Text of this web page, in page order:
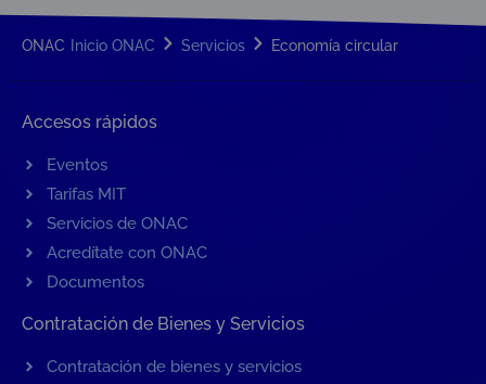
ONAC Inicio ONAC Servicios Economía circular
Accesos rápidos
Eventos
Tarifas MIT
Servicios de ONAC
Acredítate con ONAC
Documentos
Contratación de Bienes y Servicios
Contratación de bienes y servicios